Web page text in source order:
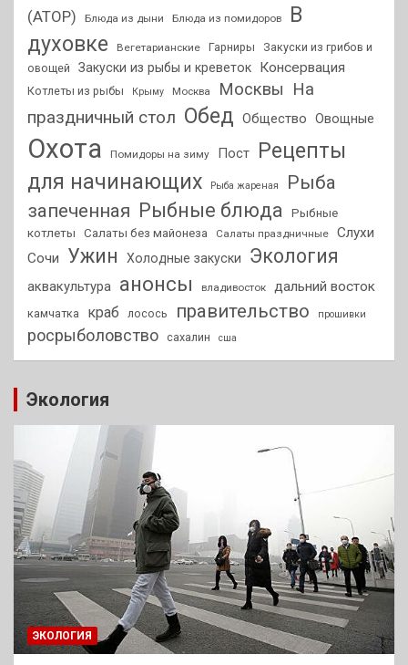
(АТОР)
Блюда из дыни Блюда из помидоров
В
духовке
Вегетарианские Гарниры
Закуски из грибов и
овощей
Закуски из рыбы и креветок Консервация
Котлеты из рыбы Крыму Москва Москвы На
праздничный стол Обед Общество Овощные
Охота Помидоры на зиму Пост
Рецепты
для начинающих
Рыба жареная
Рыба
запеченная Рыбные блюда
Рыбные
котлеты
Салаты без майонеза Салаты праздничные
Слухи
Сочи
Ужин Холодные закуски Экология
аквакультура анонсы владивосток дальний восток
камчатка краб лосось правительство прошивки
росрыболовство сахалин сша
Экология
ЭКОЛОГИЯ